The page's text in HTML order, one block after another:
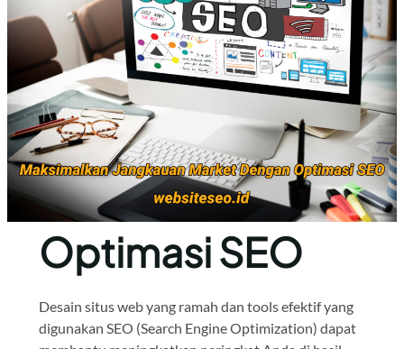
Optimasi SEO
Desain situs web yang ramah dan tools efektif yang
digunakan SEO (Search Engine Optimization) dapat